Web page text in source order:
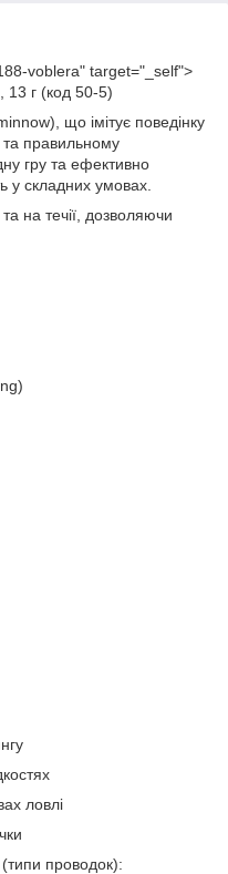
voblera" target="_self">
г (код 50-5)
що імітує поведінку
та правильному
гру та ефективно
у складних умовах.
на течії, дозволяючи
ловлі
проводок):